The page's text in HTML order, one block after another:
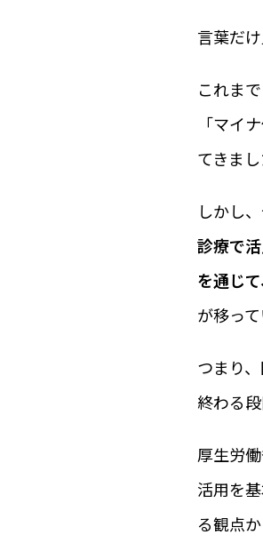
言葉だ
これま
「マイ
てきまし
しかし
診療で
を通じ
が移って
つまり
終わる
厚生労
活用を
る観点